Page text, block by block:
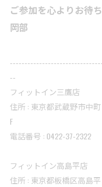
ご参加を心よりお待
岡部
--
フィットイン三鷹店
住所 : 東京都武蔵野市中
F
電話番号 : 0422-37-2322
フィットイン高島平店
住所 : 東京都板橋区高島